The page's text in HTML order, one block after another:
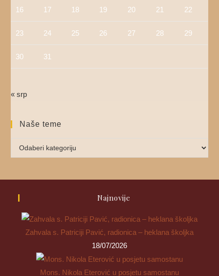
16 17 18 19 20 21 22
23 24 25 26 27 28 29
30 31
« srp
Naše teme
Najnovije
Zahvala s. Patriciji Pavić, radionica – heklana školjka
18/07/2026
Mons. Nikola Eterović u posjetu samostanu